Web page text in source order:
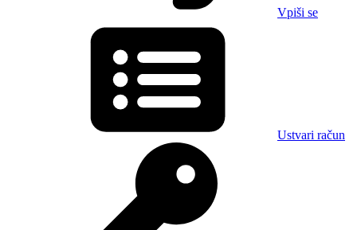
Vpiši se
Ustvari račun